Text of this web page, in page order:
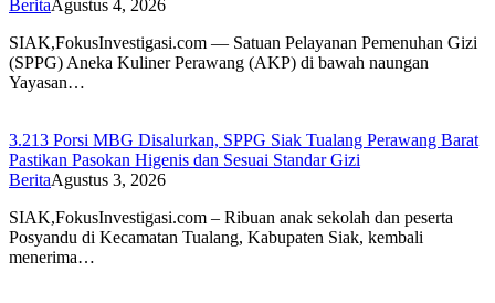
BeritaAgustus 4, 2026
SIAK,FokusInvestigasi.com — Satuan Pelayanan Pemenuhan Gizi
(SPPG) Aneka Kuliner Perawang (AKP) di bawah naungan
Yayasan…
3.213 Porsi MBG Disalurkan, SPPG Siak Tualang Perawang Barat
Pastikan Pasokan Higenis dan Sesuai Standar Gizi
BeritaAgustus 3, 2026
SIAK,FokusInvestigasi.com – Ribuan anak sekolah dan peserta
Posyandu di Kecamatan Tualang, Kabupaten Siak, kembali
menerima…